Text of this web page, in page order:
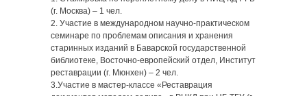
(г. Москва) – 1 чел.
2. Участие в международном научно-практическом
семинаре по проблемам описания и хранения
старинных изданий в Баварской государственной
библиотеке, Восточно-европейский отдел, Институт
реставрации (г. Мюнхен) – 2 чел.
3.Участие в мастер-классе «Реставрация